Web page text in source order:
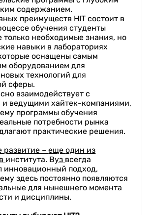
содержанием.
преимуществ HIT состоит в
обучения студенты
только необходимые знания, но
навыки в лабораториях
оснащены самым
оборудованием для
технологий для
сферы.
взаимодействует с
и ведущими хайтек-компаниями,
программы обучения
потребности рынка
практические решения.
развитие –ещеодин из
института. Вуз всегда
инновационный подход,
здесь постоянно появляются
для нынешнего момента
и дисциплины.